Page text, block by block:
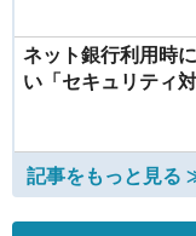
ネット銀行利用時
い「セキュリティ
記事をもっと見る